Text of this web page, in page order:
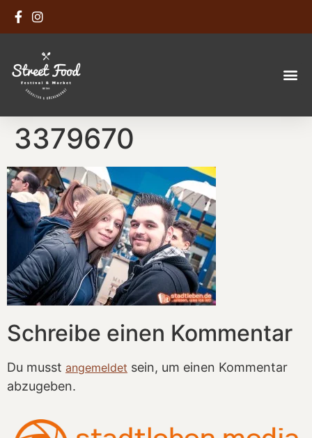
3379670
Schreibe einen Kommentar
Du musst angemeldet sein, um einen Kommentar
abzugeben.